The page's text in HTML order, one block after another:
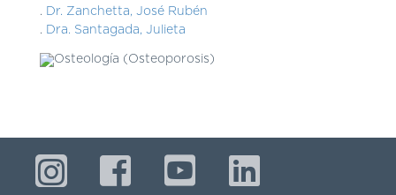
Dr. Zanchetta, José Rubén
Dra. Santagada, Julieta